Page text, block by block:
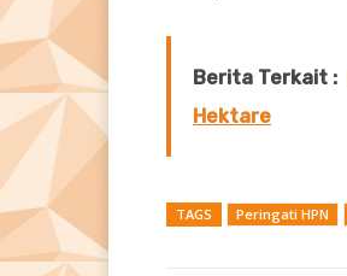
Berita Terkait :
Hektare
TAGS Peringati HPN